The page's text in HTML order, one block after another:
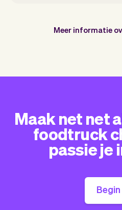
Meer informatie
Maak net net
foodtruck
passie je
Begin